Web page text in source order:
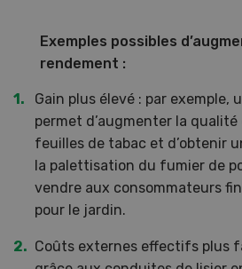
Exemples possibles
rendement :
Gain plus élevé : par exemple,
permet d’augmenter la
feuilles de tabac et d’obtenir
la palettisation du fumier de
vendre aux consommateurs
pour le jardin.
Coûts externes effectifs plus